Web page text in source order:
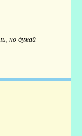
но думай